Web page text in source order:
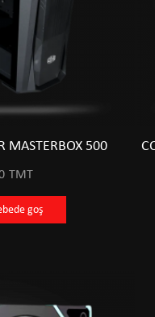
MASTERBOX 500
TMT
goş